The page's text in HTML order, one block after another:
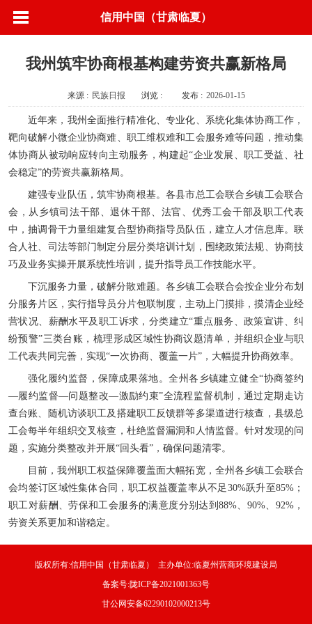
信用中国（甘肃临夏）
我州筑牢协商根基构建劳资共赢新格局
来源 : 民族日报 浏览 : 发布 : 2026-01-15
近年来，我州全面推行精准化、专业化、系统化集体协商工作，
靶向破解小微企业协商难、职工维权难和工会服务难等问题，推动集
体协商从被动响应转向主动服务，构建起“企业发展、职工受益、社
会稳定”的劳资共赢新格局。
建强专业队伍，筑牢协商根基。各县市总工会联合乡镇工会联合
会，从乡镇司法干部、退休干部、法官、优秀工会干部及职工代表
中，抽调骨干力量组建复合型协商指导员队伍，建立人才信息库。联
合人社、司法等部门制定分层分类培训计划，围绕政策法规、协商技
巧及业务实操开展系统性培训，提升指导员工作技能水平。
下沉服务力量，破解分散难题。各乡镇工会联合会按企业分布划
分服务片区，实行指导员分片包联制度，主动上门摸排，摸清企业经
营状况、薪酬水平及职工诉求，分类建立“重点服务、政策宣讲、纠
纷预警”三类台账，梳理形成区域性协商议题清单，并组织企业与职
工代表共同完善，实现“一次协商、覆盖一片”，大幅提升协商效率。
强化履约监督，保障成果落地。全州各乡镇建立健全“协商签约
—履约监督—问题整改—激励约束”全流程监督机制，通过定期走访
查台账、随机访谈职工及搭建职工反馈群等多渠道进行核查，县级总
工会每半年组织交叉核查，杜绝监督漏洞和人情监督。针对发现的问
题，实施分类整改并开展“回头看”，确保问题清零。
目前，我州职工权益保障覆盖面大幅拓宽，全州各乡镇工会联合
会均签订区域性集体合同，职工权益覆盖率从不足30%跃升至85%；
职工对薪酬、劳保和工会服务的满意度分别达到88%、90%、92%，
劳资关系更加和谐稳定。
版权所有:信用中国（甘肃临夏） 主办单位:临夏州营商环境建设局
备案号:陇ICP备2021001363号
甘公网安备62290102000213号